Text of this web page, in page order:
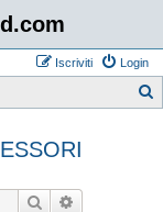
Login
Iscriviti
Cerca